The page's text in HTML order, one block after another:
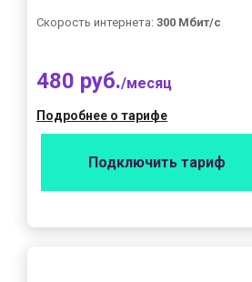
Скорость интернета: 300 Мбит/с
480 руб./месяц
Подробнее о тарифе
Подключить тариф